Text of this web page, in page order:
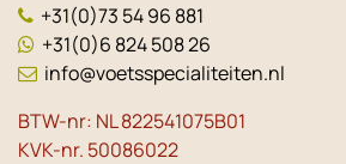
+31(0)73 54 96 881
+31(0)6 824 508 26
info@voetsspecialiteiten.nl
BTW-nr: NL 822541075B01
KVK-nr. 50086022